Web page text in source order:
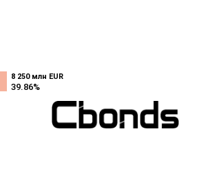
8 250 млн EUR
39.86%
8 250 млн EUR
39.86%